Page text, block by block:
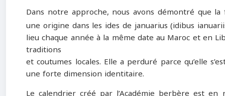
Dans notre approche, nous avons démontré que
une origine dans les ides de januarius (idibus
lieu chaque année à la même date au Maroc et en
traditions
et coutumes locales. Elle a perduré parce qu’elle
une forte dimension identitaire.